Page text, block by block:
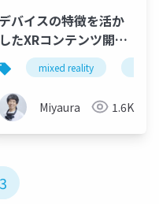
unity
デバイスの特徴を活か
したXRコンテンツ開発
(Lenovo ThinkReality
A3編)
mixed reality
Miyaura 1.6K